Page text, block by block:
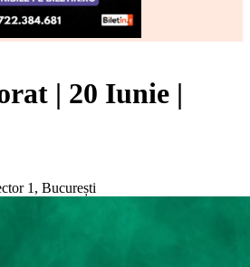
| 20 Iunie |
1, București